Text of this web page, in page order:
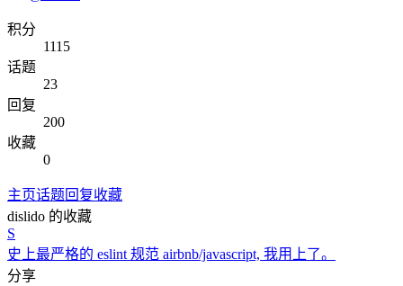
积分
1115
话题
23
回复
200
收藏
0
主页话题回复收藏
dislido 的收藏
S
史上最严格的 eslint 规范 airbnb/javascript, 我用上了。
分享